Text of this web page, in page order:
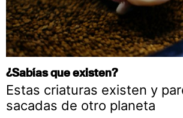
¿Sabías que existen?
Estas criaturas existen y
sacadas de otro planeta